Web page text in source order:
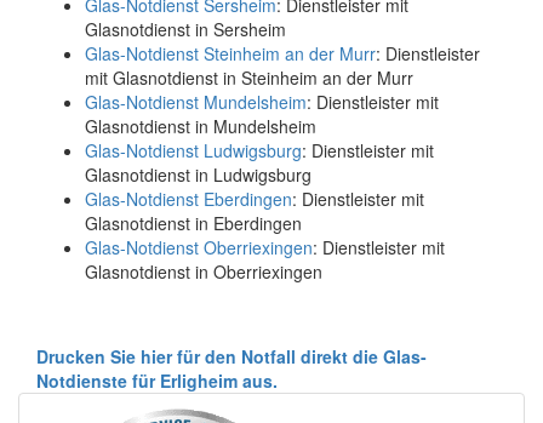
Glasnotdienst in Sersheim
Glas-Notdienst Steinheim an der Murr: Dienstleister
mit Glasnotdienst in Steinheim an der Murr
Glas-Notdienst Mundelsheim: Dienstleister mit
Glasnotdienst in Mundelsheim
Glas-Notdienst Ludwigsburg: Dienstleister mit
Glasnotdienst in Ludwigsburg
Glas-Notdienst Eberdingen: Dienstleister mit
Glasnotdienst in Eberdingen
Glas-Notdienst Oberriexingen: Dienstleister mit
Glasnotdienst in Oberriexingen
Drucken Sie hier für den Notfall direkt die Glas-
Notdienste für Erligheim aus.